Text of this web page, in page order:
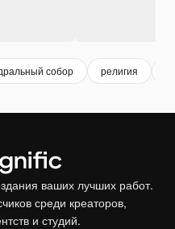
собор религия
ваших лучших работ.
среди креаторов,
и студий.